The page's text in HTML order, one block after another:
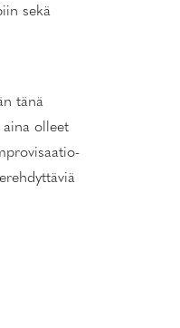
sekä
tänä
aina olleet